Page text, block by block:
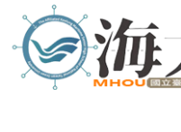
到